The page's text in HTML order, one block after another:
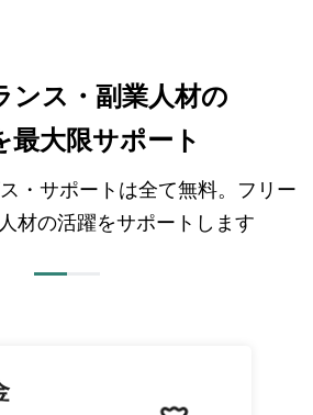
ンス・副業人材の
最大限サポート
・サポートは全て無料。フリー
材の活躍をサポートします